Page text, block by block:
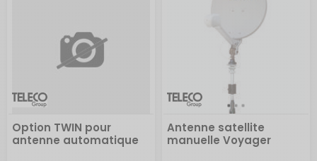
Option TWIN pour
antenne automatique
Antenne satellite
manuelle Voyager